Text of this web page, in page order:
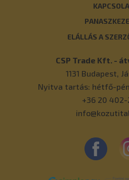
ELÁLLÁS A
CSP Trade Kft. -
1131 Budapest,
Nyitva tartás: hétfő-
+36 20 402-